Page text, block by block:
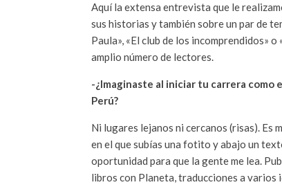
Aquí la extensa entrevista que le
sus historias y también sobre un par de
Paula», «El club de los incomprendidos»
amplio número de lectores.
-¿Imaginaste al iniciar tu carrera como
Perú?
Ni lugares lejanos ni cercanos (risas). Es
en el que subías una fotito y abajo un
oportunidad para que la gente me lea.
libros con Planeta, traducciones a varios